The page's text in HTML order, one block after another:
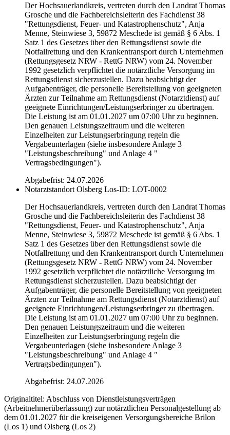
Der Hochsauerlandkreis, vertreten durch den Landrat Thomas
Grosche und die Fachbereichsleiterin des Fachdienst 38
"Rettungsdienst, Feuer- und Katastrophenschutz", Anja
Menne, Steinwiese 3, 59872 Meschede ist gemäß § 6 Abs. 1
Satz 1 des Gesetzes über den Rettungsdienst sowie die
Notfallrettung und den Krankentransport durch Unternehmen
(Rettungsgesetz NRW - RettG NRW) vom 24. November
1992 gesetzlich verpflichtet die notärztliche Versorgung im
Rettungsdienst sicherzustellen. Dazu beabsichtigt der
Aufgabenträger, die personelle Bereitstellung von geeigneten
Ärzten zur Teilnahme am Rettungsdienst (Notarztdienst) auf
geeignete Einrichtungen/Leistungserbringer zu übertragen.
Die Leistung ist am 01.01.2027 um 07:00 Uhr zu beginnen.
Den genauen Leistungszeitraum und die weiteren
Einzelheiten zur Leistungserbringung regeln die
Vergabeunterlagen (siehe insbesondere Anlage 3
"Leistungsbeschreibung" und Anlage 4 "
Vertragsbedingungen").
Abgabefrist: 24.07.2026
Notarztstandort Olsberg Los-ID: LOT-0002
Der Hochsauerlandkreis, vertreten durch den Landrat Thomas
Grosche und die Fachbereichsleiterin des Fachdienst 38
"Rettungsdienst, Feuer- und Katastrophenschutz", Anja
Menne, Steinwiese 3, 59872 Meschede ist gemäß § 6 Abs. 1
Satz 1 des Gesetzes über den Rettungsdienst sowie die
Notfallrettung und den Krankentransport durch Unternehmen
(Rettungsgesetz NRW - RettG NRW) vom 24. November
1992 gesetzlich verpflichtet die notärztliche Versorgung im
Rettungsdienst sicherzustellen. Dazu beabsichtigt der
Aufgabenträger, die personelle Bereitstellung von geeigneten
Ärzten zur Teilnahme am Rettungsdienst (Notarztdienst) auf
geeignete Einrichtungen/Leistungserbringer zu übertragen.
Die Leistung ist am 01.01.2027 um 07:00 Uhr zu beginnen.
Den genauen Leistungszeitraum und die weiteren
Einzelheiten zur Leistungserbringung regeln die
Vergabeunterlagen (siehe insbesondere Anlage 3
"Leistungsbeschreibung" und Anlage 4 "
Vertragsbedingungen").
Abgabefrist: 24.07.2026
Originaltitel: Abschluss von Dienstleistungsverträgen
(Arbeitnehmerüberlassung) zur notärztlichen Personalgestellung ab
dem 01.01.2027 für die kreiseigenen Versorgungsbereiche Brilon
(Los 1) und Olsberg (Los 2)